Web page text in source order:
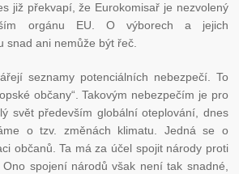
již překvapí, že Eurokomisař je nezvolený
orgánu EU. O výborech a jejich
snad ani nemůže být řeč.
seznamy potenciálních nebezpečí. To
občany“. Takovým nebezpečím je pro
svět především globální oteplování, dnes
o tzv. změnách klimatu. Jedná se o
občanů. Ta má za účel spojit národy proti
spojení národů však není tak snadné,